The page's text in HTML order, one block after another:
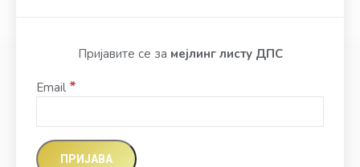
Пријавите се за мејлинг листу ДПС
Email *